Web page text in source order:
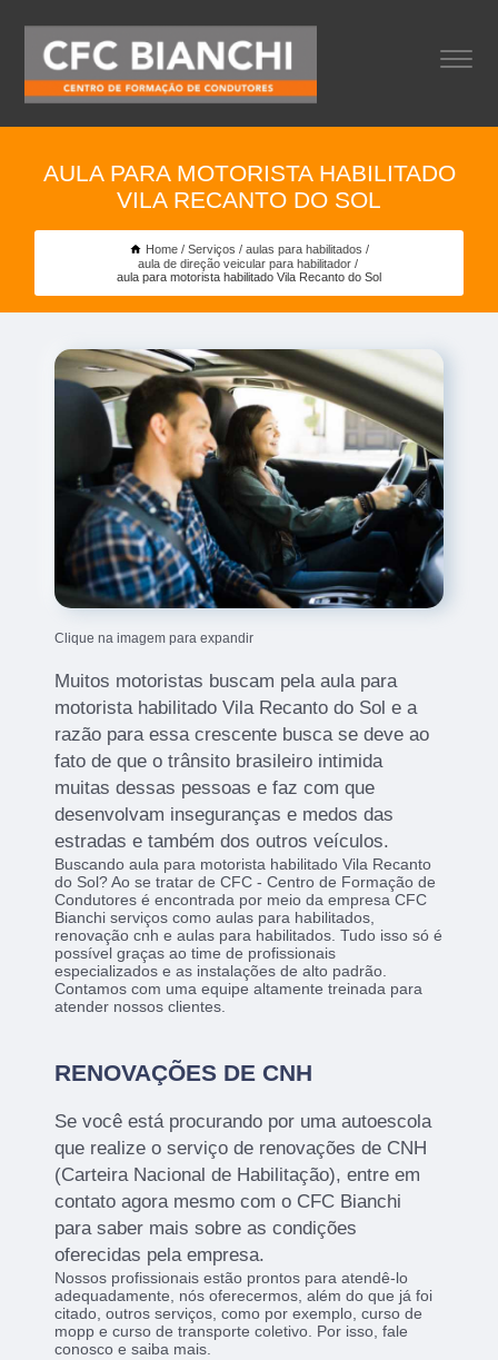
AULA PARA MOTORISTA HABILITADO
VILA RECANTO DO SOL
Home Serviços
aulas para habilitados
aula de direção veicular para habilitador
aula para motorista habilitado Vila Recanto do Sol
Clique na imagem para expandir
Muitos motoristas buscam pela aula para
motorista habilitado Vila Recanto do Sol e a
razão para essa crescente busca se deve ao
fato de que o trânsito brasileiro intimida
muitas dessas pessoas e faz com que
desenvolvam inseguranças e medos das
estradas e também dos outros veículos.
Buscando aula para motorista habilitado Vila Recanto
do Sol? Ao se tratar de CFC - Centro de Formação de
Condutores é encontrada por meio da empresa CFC
Bianchi serviços como aulas para habilitados,
renovação cnh e aulas para habilitados. Tudo isso só é
possível graças ao time de profissionais
especializados e as instalações de alto padrão.
Contamos com uma equipe altamente treinada para
atender nossos clientes.
RENOVAÇÕES DE CNH
Se você está procurando por uma autoescola
que realize o serviço de renovações de CNH
(Carteira Nacional de Habilitação), entre em
contato agora mesmo com o CFC Bianchi
para saber mais sobre as condições
oferecidas pela empresa.
Nossos profissionais estão prontos para atendê-lo
adequadamente, nós oferecermos, além do que já foi
citado, outros serviços, como por exemplo, curso de
mopp e curso de transporte coletivo. Por isso, fale
conosco e saiba mais.